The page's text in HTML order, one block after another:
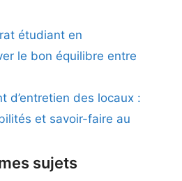
étudiant en
le bon équilibre entre
d’entretien des locaux :
et savoir-faire au
sujets